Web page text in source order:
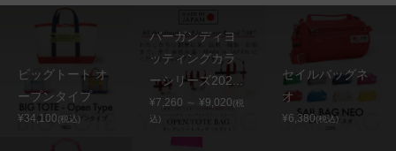
ビッグトート オ
ープンタイプ
¥34,100(税込)
バーガンディヨ
ッティングカラ
ーシリーズ202...
¥7,260 ～ ¥9,020(税
込)
セイルバッグネ
オ
¥6,380(税込)